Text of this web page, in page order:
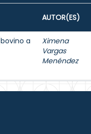
AUTOR(ES)
a
Ximena
Vargas
Menéndez